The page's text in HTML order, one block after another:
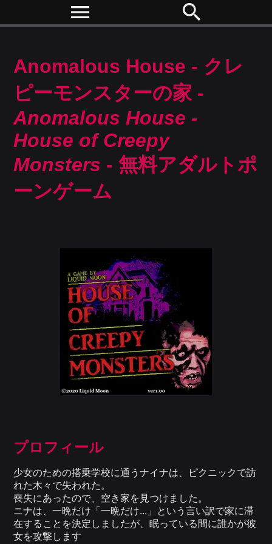
menu search
Anomalous House - クレ
ピーモンスターの家 -
Anomalous House -
House of Creepy
Monsters - 無料アダルトポ
ーンゲーム
プロフィール
少女のための搭乗学校に通うナイナは、ピクニックで訪
れた木々で失われた。
喪失にあったので、空き家を見つけました。
ニナは、一晩だけ「一晩だけ...」という言い訳で家に滞
在することを決定しましたが、眠っている間に誰かが彼
女を攻撃します